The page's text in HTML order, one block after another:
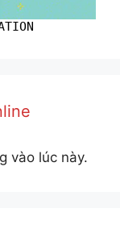
vào lúc này.